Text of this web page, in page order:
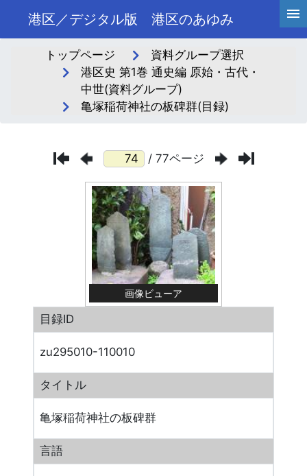
港区／デジタル版 港区のあゆみ
トップページ
資料グループ選択
港区史 第1巻 通史編 原始・古代・
中世(資料グループ)
亀塚稲荷神社の板碑群(目録)
/ 77ページ
画像ビューア
目録ID
zu295010-110010
タイトル
亀塚稲荷神社の板碑群
言語